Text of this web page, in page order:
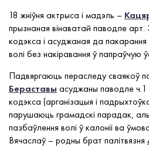
18 жніўня актрыса і мадэль –
прызнаная вінаватай паводле арт.
кодэкса і асуджаная да
волі без накіравання ў папраўчую
Падвяргаюць пераследу сваякоў
Бераставы асуджаны паводле
кодэкса (арганізацыя і
парушаюць грамадскі парадак,
пазбаўлення волі ў калоніі ва
Вячаслаў – родны брат палітвязня